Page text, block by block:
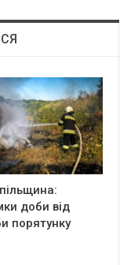
доби від
порятунку